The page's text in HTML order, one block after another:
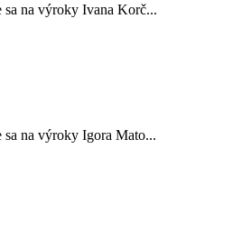
sa na výroky Ivana Korč...
na výroky Igora Mato...